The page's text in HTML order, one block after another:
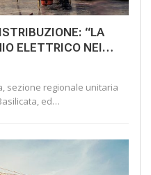
“LA
ELETTRICO NEI…
sezione regionale unitaria
ed…